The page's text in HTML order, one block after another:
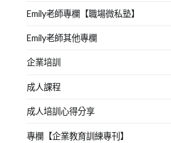
Emily老師專欄【職場微私塾】
Emily老師其他專欄
企業培訓
成人課程
成人培訓心得分享
專欄【企業教育訓練專刊】